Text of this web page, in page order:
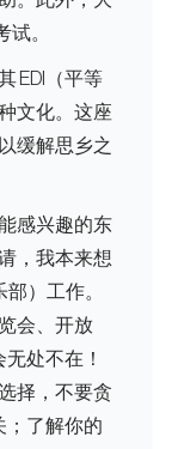
试。
EDI（平等
文化。这座
缓解思乡之
感兴趣的东
，我本来想
）工作。
会、开放
处不在！
择，不要贪
了解你的